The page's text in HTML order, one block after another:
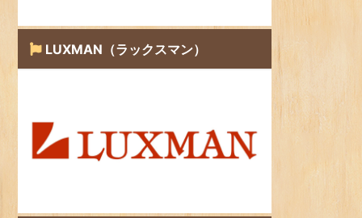
LUXMAN（ラックスマン）